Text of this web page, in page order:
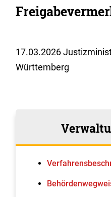
17.03.2026
Württemberg